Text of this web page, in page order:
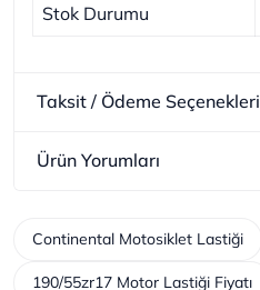
Stok Durumu
Taksit / Ödeme Seçenekleri
Ürün Yorumları
Continental Motosiklet Lastiği
190/55zr17 Motor Lastiği Fiyatı